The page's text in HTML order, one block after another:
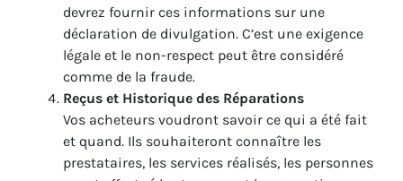
devrez fournir ces informations sur une
déclaration de divulgation. C’est une exigence
légale et le non-respect peut être considéré
comme de la fraude.
Reçus et Historique des Réparations
Vos acheteurs voudront savoir ce qui a été fait
et quand. Ils souhaiteront connaître les
prestataires, les services réalisés, les personnes